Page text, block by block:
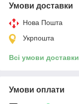
Умови доставки
Нова Пошта
Укрпошта
Всі умови доставки
Умови оплати